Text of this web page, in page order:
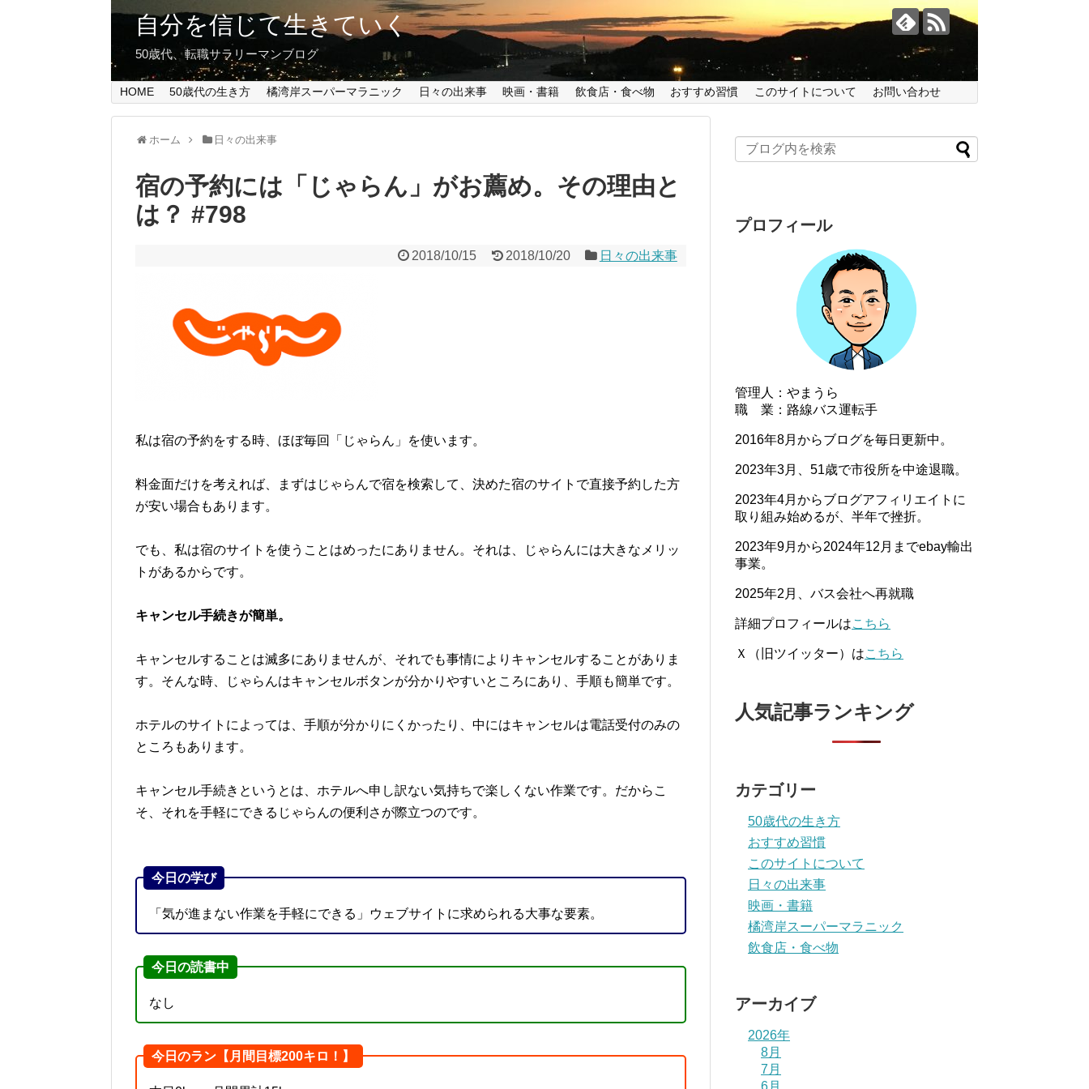
自分を信じて生きていく
50歳代、転職サラリーマンブログ
HOME 50歳代の生き方 橘湾岸スーパーマラニック 日々の出来事 映画・書籍 飲食店・食べ物 おすすめ習慣 このサイトについて お問い合わせ
ホーム 日々の出来事
宿の予約には「じゃらん」がお薦め。その理由と
は？ #798
2018/10/15 2018/10/20 日々の出来事
私は宿の予約をする時、ほぼ毎回「じゃらん」を使います。
料金面だけを考えれば、まずはじゃらんで宿を検索して、決めた宿のサイトで直接予約した方
が安い場合もあります。
でも、私は宿のサイトを使うことはめったにありません。それは、じゃらんには大きなメリッ
トがあるからです。
キャンセル手続きが簡単。
キャンセルすることは滅多にありませんが、それでも事情によりキャンセルすることがありま
す。そんな時、じゃらんはキャンセルボタンが分かりやすいところにあり、手順も簡単です。
ホテルのサイトによっては、手順が分かりにくかったり、中にはキャンセルは電話受付のみの
ところもあります。
キャンセル手続きというとは、ホテルへ申し訳ない気持ちで楽しくない作業です。だからこ
そ、それを手軽にできるじゃらんの便利さが際立つのです。
今日の学び
「気が進まない作業を手軽にできる」ウェブサイトに求められる大事な要素。
今日の読書中
なし
今日のラン【月間目標200キロ！】
プロフィール
管理人：やまうら
職 業：路線バス運転手
2016年8月からブログを毎日更新中。
2023年3月、51歳で市役所を中途退職。
2023年4月からブログアフィリエイトに
取り組み始めるが、半年で挫折。
2023年9月から2024年12月までebay輸出
事業。
2025年2月、バス会社へ再就職
詳細プロフィールはこちら
Ｘ（旧ツイッター）はこちら
人気記事ランキング
カテゴリー
50歳代の生き方
おすすめ習慣
このサイトについて
日々の出来事
映画・書籍
橘湾岸スーパーマラニック
飲食店・食べ物
アーカイブ
2026年
8月
7月